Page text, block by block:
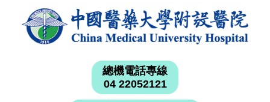
總機電話專線
04 22052121